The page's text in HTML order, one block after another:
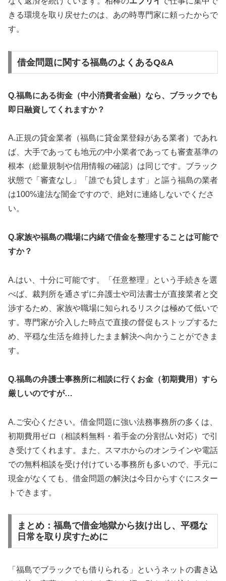
きる環境を取り戻せたのは、あの時専門家に頼ったからで
す。
借金問題に関する福島のよくあるQ&A
Q.福島にある街金（中小消費者金融）なら、ブラックでも
即日融資してくれますか？
A.正規の貸金業者（福島に貸金業登録がある業者）であれ
ば、大手であっても地元の中小業者であっても審査基準の
根本（総量規制や信用情報の確認）は同じです。ブラック
状態で「審査なし」「誰でも貸します」と謳う福島の業者
は100%違法な闇金ですので、絶対に連絡しないでくださ
い。
Q.家族や福島の職場に内緒で借金を整理することは可能で
すか？
A.はい、十分に可能です。「任意整理」という手続きを選
べば、裁判所を通さずに弁護士や司法書士が直接業者と交
渉するため、家族や職場に知られるリスクは極めて低いで
す。専門家が介入した時点で直接の督促もストップするた
め、平穏な生活を維持したまま解決へ向かうことができま
す。
Q.福島の弁護士事務所に相談に行くお金（初期費用）すら
厳しいのですが…
A.ご安心ください。借金問題に強い法務事務所の多くは、
初期費用ゼロ（相談料無料・着手金の分割払い対応）で引
き受けてくれます。また、スマホからのオンラインや電話
での無料相談を受け付けている事務所も多いので、手元に
現金がなくても、借金問題の解決は今日からすぐにスター
トできます。
まとめ：福島で借金地獄から抜け出し、平穏な
日常を取り戻すために
「福島でブラックでも借りられる」というネットの書き込